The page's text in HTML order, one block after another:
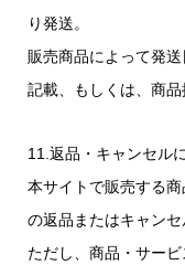
り発送。
販売商品によって発
記載、もしくは、商品
11.返品・キャンセル
本サイトで販売する
の返品またはキャンセ
ただし、商品・サー